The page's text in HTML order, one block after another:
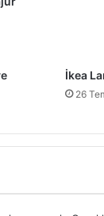
İkea
26